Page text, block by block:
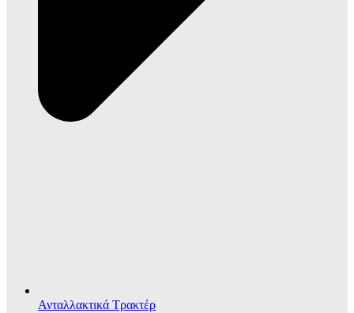
Ανταλλακτικά Τρακτέρ